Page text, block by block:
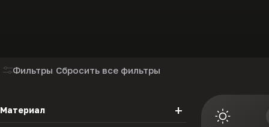
Фильтры Сбросить все фильтры
Материал